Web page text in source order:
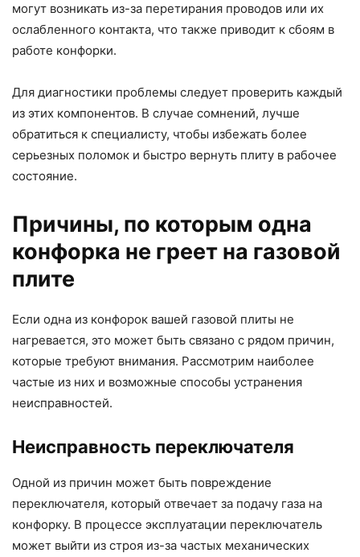
могут возникать из-за перетирания проводов или их
ослабленного контакта, что также приводит к сбоям в
работе конфорки.
Для диагностики проблемы следует проверить каждый
из этих компонентов. В случае сомнений, лучше
обратиться к специалисту, чтобы избежать более
серьезных поломок и быстро вернуть плиту в рабочее
состояние.
Причины, по которым одна
конфорка не греет на газовой
плите
Если одна из конфорок вашей газовой плиты не
нагревается, это может быть связано с рядом причин,
которые требуют внимания. Рассмотрим наиболее
частые из них и возможные способы устранения
неисправностей.
Неисправность переключателя
Одной из причин может быть повреждение
переключателя, который отвечает за подачу газа на
конфорку. В процессе эксплуатации переключатель
может выйти из строя из-за частых механических